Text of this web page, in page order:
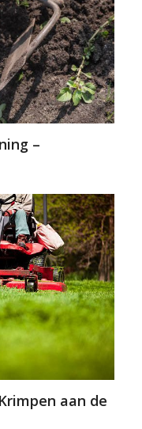
–
aan de